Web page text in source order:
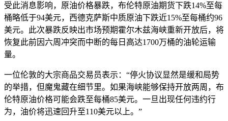
受此消息影响，原油价格暴跌，布伦特原油期货下跌14%至每
桶略低于94美元，西德克萨斯中质原油下跌近15%至每桶约96
美元。此次暴跌反映出市场预期霍尔木兹海峡重新开放后，将
恢复此前因六周冲突而中断的每日高达1700万桶的油轮运输
量。
一位伦敦的大宗商品交易员表示：“停火协议显然是缓和局势
的举措，但魔鬼藏在细节里。如果海峡能够保持开放两周，布
伦特原油价格可能会跌至每桶85美元。一旦出现任何违约行
为，油价将迅速回升至110美元以上。”